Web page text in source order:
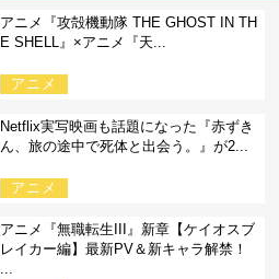
アニメ『攻殻機動隊 THE GHOST IN TH
E SHELL』×アニメ『天...
アニメ
Netflix実写映画も話題になった『赤ずき
ん、旅の途中で死体と出会う。』が2...
アニメ
アニメ『無職転生III』新章【ケイオスブ
レイカー編】最新PV＆新キャラ解禁！
...